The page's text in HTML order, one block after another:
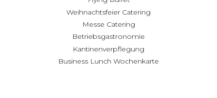
Weihnachtsfeier Catering
Messe Catering
Betriebsgastronomie
Kantinenverpflegung
Business Lunch Wochenkarte